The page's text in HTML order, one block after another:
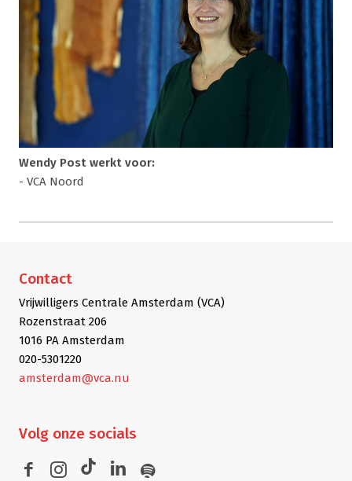
Wendy Post werkt voor:
- VCA Noord
Contact
Vrijwilligers Centrale Amsterdam (VCA)
Rozenstraat 206
1016 PA Amsterdam
020-5301220
amsterdam@vca.nu
Volg onze socials